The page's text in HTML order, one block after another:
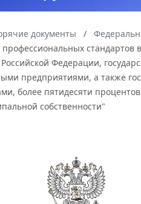
документы
Федерации,
предприятиями, а также
более пятидесяти
собственности"